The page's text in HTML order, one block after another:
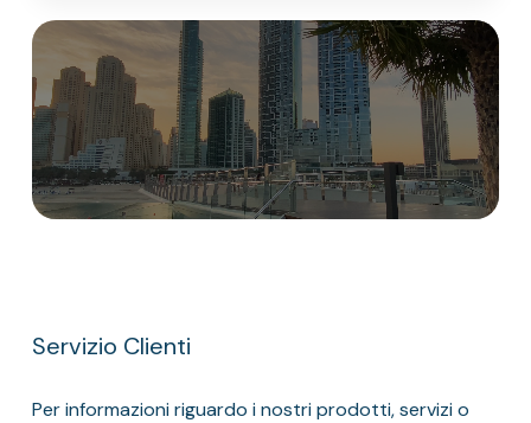
Servizio Clienti
Per informazioni riguardo i nostri prodotti, servizi o